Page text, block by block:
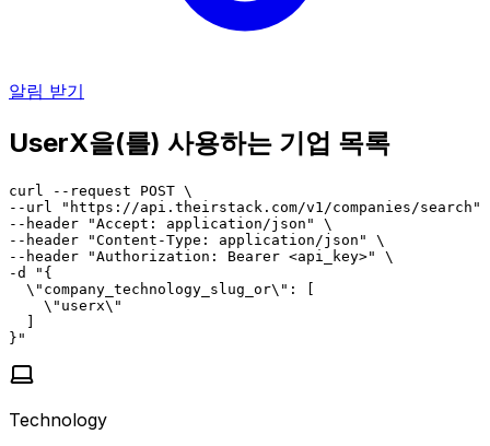
알림 받기
UserX을(를) 사용하는 기업 목록
curl --request POST \
--url "https://api.theirstack.com/v1/companies/search"
--header "Accept: application/json" \
--header "Content-Type: application/json" \
--header "Authorization: Bearer <api_key>" \
-d "{
  \"company_technology_slug_or\": [
    \"userx\"
  ]
}"
Technology